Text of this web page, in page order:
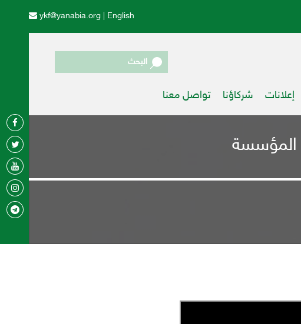
English
ykf@yanabia.org
البحث
إعلانات شركاؤنا تواصل معنا
المؤسسة